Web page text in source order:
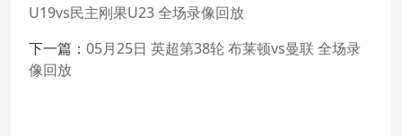
U19vs民主刚果U23 全场录像回放
下一篇： 05月25日 英超第38轮 布莱顿vs曼联 全场录
像回放